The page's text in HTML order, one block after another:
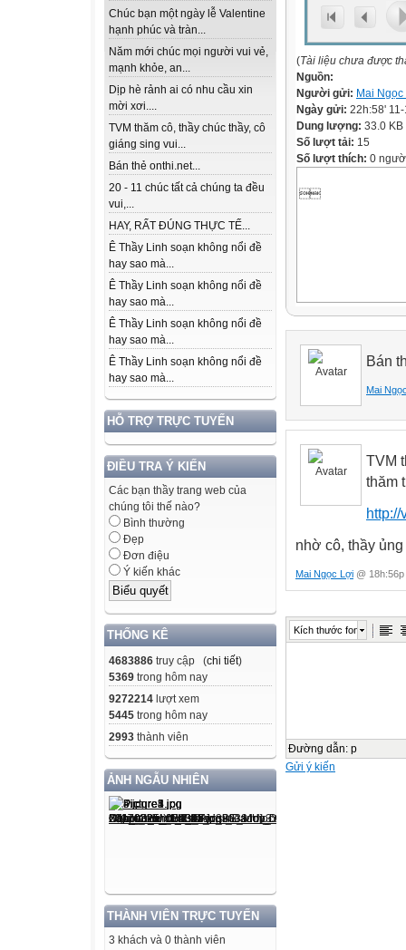
Chúc bạn một ngày lễ Valentine
hạnh phúc và tràn...
Năm mới chúc mọi người vui vẻ,
mạnh khỏe, an...
Dịp hè rảnh ai có nhu cầu xin
mời xơi....
TVM thăm cô, thầy chúc thầy, cô
giáng sing vui...
Bán thẻ onthi.net...
20 - 11 chúc tất cả chúng ta đều
vui,...
HAY, RẤT ĐÚNG THỰC TẾ...
Ê Thầy Linh soạn không nổi đề
hay sao mà...
Ê Thầy Linh soạn không nổi đề
hay sao mà...
Ê Thầy Linh soạn không nổi đề
hay sao mà...
Ê Thầy Linh soạn không nổi đề
hay sao mà...
HỖ TRỢ TRỰC TUYẾN
ĐIỀU TRA Ý KIẾN
Các bạn thầy trang web của
chúng tôi thế nào?
Bình thường
Đẹp
Đơn điệu
Ý kiến khác
THỐNG KÊ
4683886 truy cập (chi tiết)
5369 trong hôm nay
9272214 lượt xem
5445 trong hôm nay
2993 thành viên
ẢNH NGẪU NHIÊN
THÀNH VIÊN TRỰC TUYẾN
3 khách và 0 thành viên
(Tài liệu chưa được
Nguồn:
Người gửi: Mai
Ngày gửi: 22h:58'
Dung lượng: 33.0 KB
Số lượt tải: 15
Số lượt thích: 0

Bán
Mai
TVM
thăm
nhờ cô, thầy
Mai Ngọc Lợi @
Kích thước font
Đường dẫn: p
Gửi ý kiến